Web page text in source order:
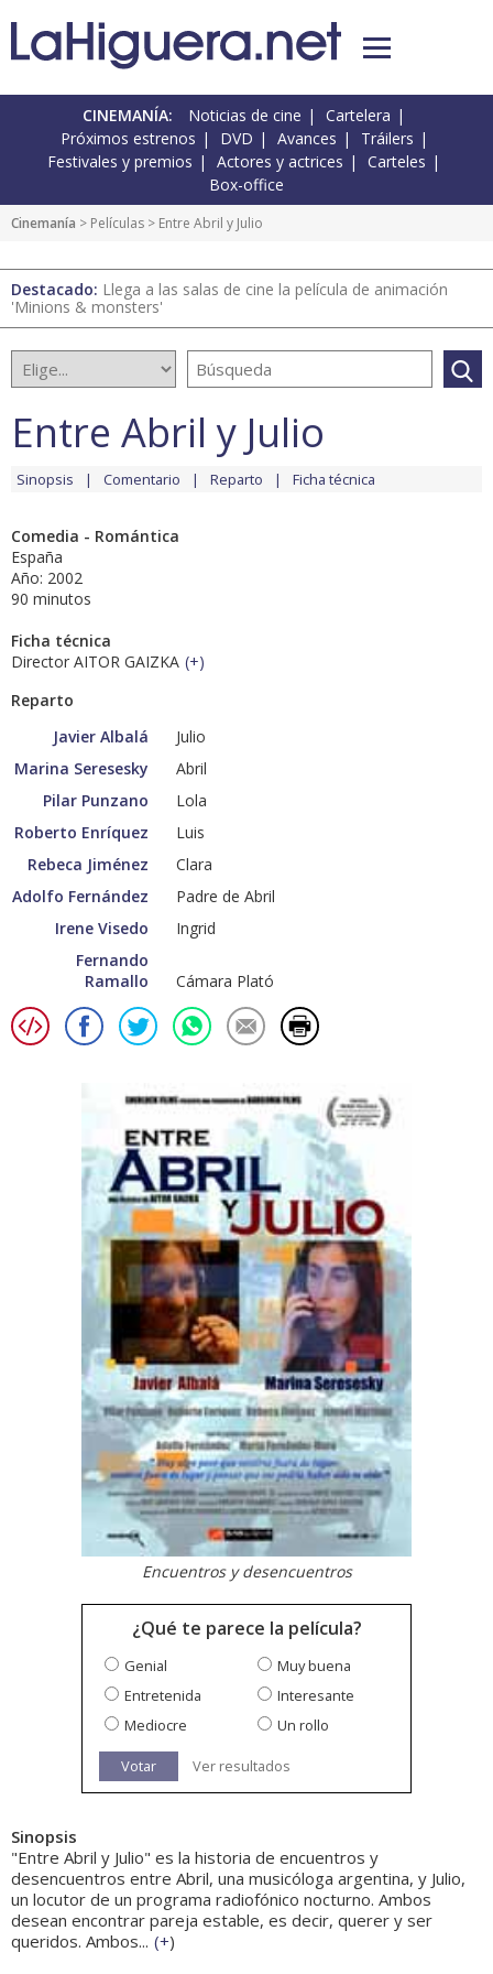
CINEMANÍA: Noticias de cine
Cartelera
Próximos estrenos
DVD Avances
Tráilers
Festivales y premios
Actores y actrices
Carteles
Box-office
Cinemanía > Películas > Entre Abril y Julio
Destacado: Llega a las salas de cine la película de animación
'Minions & monsters'
Entre Abril y Julio
Sinopsis Comentario Reparto Ficha técnica
Comedia - Romántica
España
Año: 2002
90 minutos
Ficha técnica
Director AITOR GAIZKA (+)
Reparto
Javier Albalá
Julio
Marina Seresesky
Abril
Pilar Punzano
Lola
Roberto Enríquez
Luis
Rebeca Jiménez
Clara
Adolfo Fernández
Padre de Abril
Irene Visedo
Ingrid
Fernando
Ramallo
Cámara Plató
Encuentros y desencuentros
¿Qué te parece la película?
Genial
Muy buena
Entretenida
Interesante
Mediocre
Un rollo
Votar Ver resultados
Sinopsis
"Entre Abril y Julio" es la historia de encuentros y
desencuentros entre Abril, una musicóloga argentina, y Julio,
un locutor de un programa radiofónico nocturno. Ambos
desean encontrar pareja estable, es decir, querer y ser
queridos. Ambos... (+)